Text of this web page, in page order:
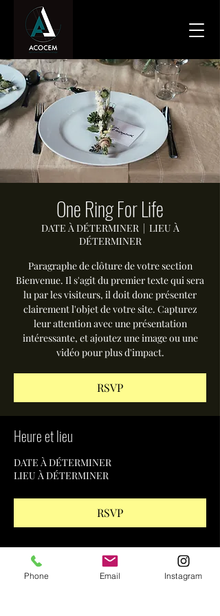
One Ring For Life
DATE À DÉTERMINER
  |
LIEU À
DÉTERMINER
Paragraphe de clôture de votre section
Bienvenue. Il s'agit du premier texte qui sera
lu par les visiteurs, il doit donc présenter
clairement l'objet de votre site. Capturez
leur attention avec une présentation
intéressante, et ajoutez une image ou une
vidéo pour plus d'impact.
RSVP
Heure et lieu
DATE À DÉTERMINER
LIEU À DÉTERMINER
RSVP
Partager cet événement
Phone Email Instagram